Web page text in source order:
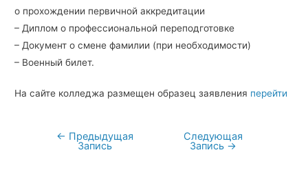
о прохождении первичной аккредитации
– Диплом о профессиональной переподготовке
– Документ о смене фамилии (при необходимости)
– Военный билет.
На сайте колледжа размещен образец заявления перейти
Навигация
← Предыдущая
Запись
Следующая
Запись →